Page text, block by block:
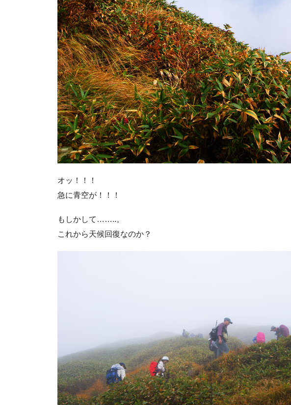
オッ！！！
急に青空が！！！
もしかして……..。
これから天候回復なのか？